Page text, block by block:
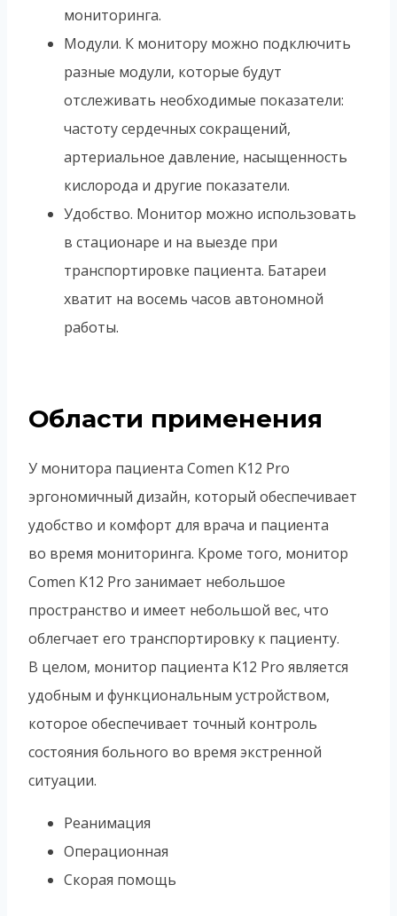
мониторинга.
Модули. К монитору можно подключить
разные модули, которые будут
отслеживать необходимые показатели:
частоту сердечных сокращений,
артериальное давление, насыщенность
кислорода и другие показатели.
Удобство. Монитор можно использовать
в стационаре и на выезде при
транспортировке пациента. Батареи
хватит на восемь часов автономной
работы.
Области применения
У монитора пациента Comen K12 Pro
эргономичный дизайн, который обеспечивает
удобство и комфорт для врача и пациента
во время мониторинга. Кроме того, монитор
Comen K12 Pro занимает небольшое
пространство и имеет небольшой вес, что
облегчает его транспортировку к пациенту.
В целом, монитор пациента K12 Pro является
удобным и функциональным устройством,
которое обеспечивает точный контроль
состояния больного во время экстренной
ситуации.
Реанимация
Операционная
Скорая помощь